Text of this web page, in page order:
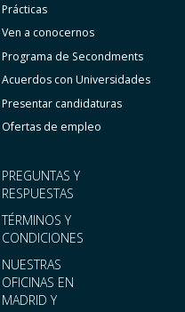
PREGUNTAS Y
RESPUESTAS
TÉRMINOS Y
CONDICIONES
NUESTRAS
OFICINAS EN
MADRID Y
Prácticas
Ven a conocernos
Programa de Secondments
Acuerdos con Universidades
Presentar candidaturas
Ofertas de empleo